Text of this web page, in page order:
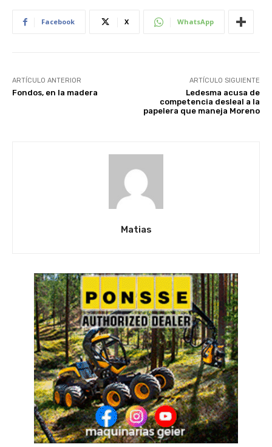
Facebook X WhatsApp
ARTÍCULO ANTERIOR
Fondos, en la madera
ARTÍCULO SIGUIENTE
Ledesma acusa de
competencia desleal a la
papelera que maneja Moreno
Matias